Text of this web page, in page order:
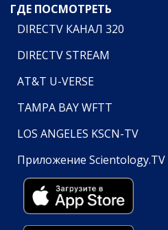
ГДЕ ПОСМОТРЕТЬ
DIRECTV КАНАЛ 320
DIRECTV STREAM
AT&T U-VERSE
TAMPA BAY WFTT
LOS ANGELES KSCN-TV
Приложение Scientology.TV